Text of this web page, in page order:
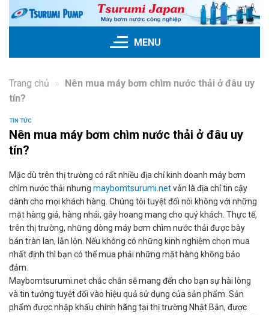
Skip
MENU
Trang chủ » Nên mua máy bơm chìm nước thải ở đâu uy
tín?
TIN TỨC
Nên mua máy bơm chìm nước thải ở đâu uy
tín?
Mặc dù trên thị trường có rất nhiều địa chỉ kinh doanh máy bơm
chìm nước thải nhưng maybomtsurumi.netvẫn là địa chỉ tin cậy
dành cho mọi khách hàng. Chúng tôi tuyệt đối nói không với những
mặt hàng giả, hàng nhái, gây hoang mang cho quý khách. Thực tế,
trên thị trường, những dòng máy bơm chìm nước thải được bày
bán tràn lan, lẫn lộn. Nếu không có những kinh nghiệm chọn mua
nhất định thì bạn có thể mua phải những mặt hàng không bảo
đảm.
Maybomtsurumi.net chắc chắn sẽ mang đến cho bạn sự hài lòng
và tin tưởng tuyệt đối vào hiệu quả sử dụng của sản phẩm. Sản
phẩm được nhập khẩu chính hãng tại thị trường Nhật Bản, được